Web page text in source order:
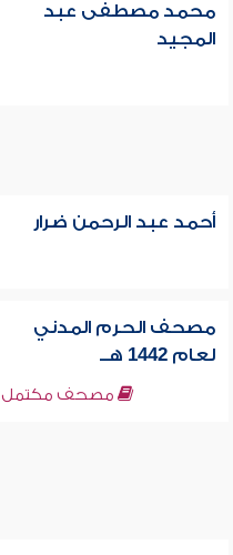
محمد مصطفى عبد
المجيد
أحمد عبد الرحمن ضرار
مصحف الحرم المدني
لعام 1442 هــ
مصحف مكتمل